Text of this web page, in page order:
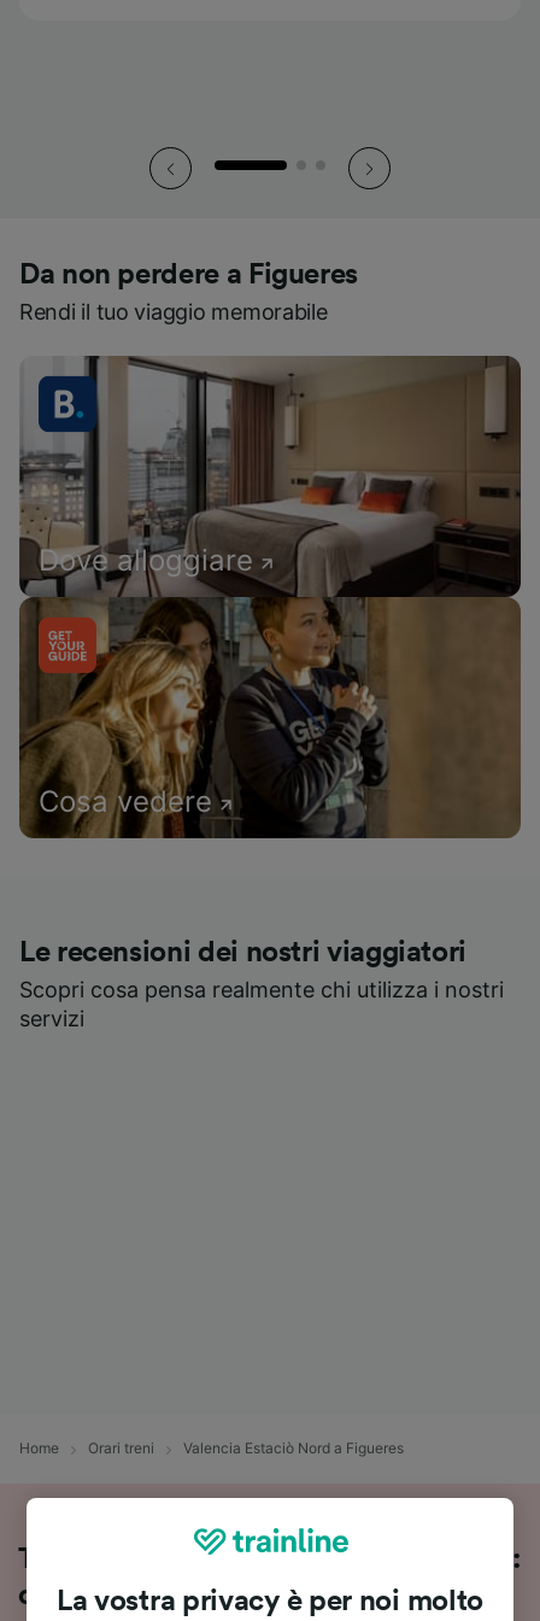
Da non perdere a Figueres
Rendi il tuo viaggio memorabile
Dove alloggiare
Cosa vedere
Le recensioni dei nostri viaggiatori
Scopri cosa pensa realmente chi utilizza i nostri
servizi
Home Orari treni Valencia Estaciò Nord a Figueres
Treni Valencia Estaciò Nord - Figueres:
orari, prezzi e durata
La vostra privacy è per noi molto